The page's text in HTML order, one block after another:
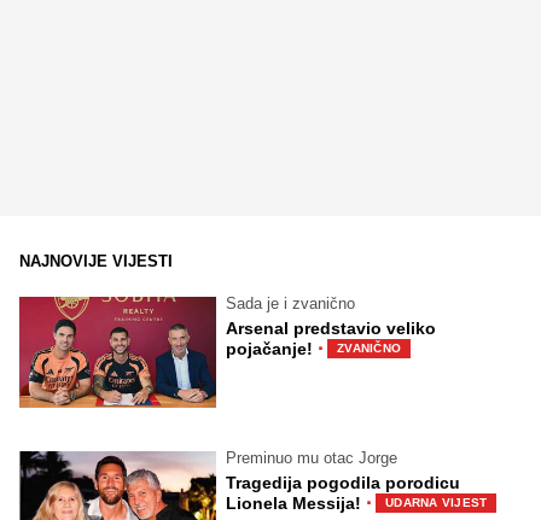
NAJNOVIJE VIJESTI
Sada je i zvanično
Arsenal predstavio veliko
pojačanje! · ZVANIČNO
Preminuo mu otac Jorge
Tragedija pogodila porodicu
Lionela Messija! · UDARNA VIJEST